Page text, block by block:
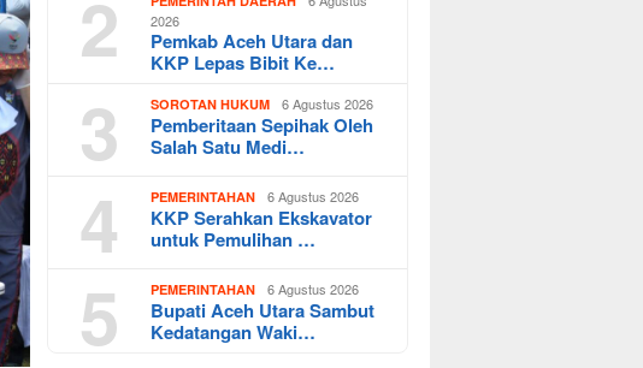
2
2026
Pemkab Aceh Utara dan
KKP Lepas Bibit Ke…
3 SOROTAN HUKUM 6 Agustus 2026
Pemberitaan Sepihak Oleh
Salah Satu Medi…
4 PEMERINTAHAN 6 Agustus 2026
KKP Serahkan Ekskavator
untuk Pemulihan …
5 PEMERINTAHAN 6 Agustus 2026
Bupati Aceh Utara Sambut
Kedatangan Waki…